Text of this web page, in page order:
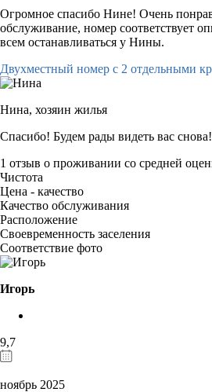
Огромное спасибо Нине! Очень
обслуживание, номер соответствует
всем останавливаться у Нины.
Двухместный номер с 2 отдельными
Нина, хозяин жилья
Спасибо! Будем рады видеть вас снова!
1 отзыв о проживании со средней
Чистота
Цена - качество
Качество обслуживания
Расположение
Своевременность заселения
Соответствие фото
Игорь
9,7
ноябрь 2025